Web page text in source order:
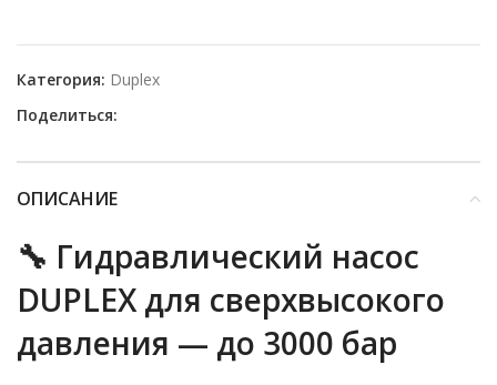
Категория: Duplex
Поделиться:
ОПИСАНИЕ
🔧 Гидравлический насос
DUPLEX для сверхвысокого
давления — до 3000 бар